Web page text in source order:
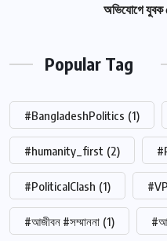
অভিযোগে যুবক
Popular Tag
#BangladeshPolitics (1)
#humanity_first (2)
#PoliticalClash (1)
#আজীবন #সম্মাননা (1)